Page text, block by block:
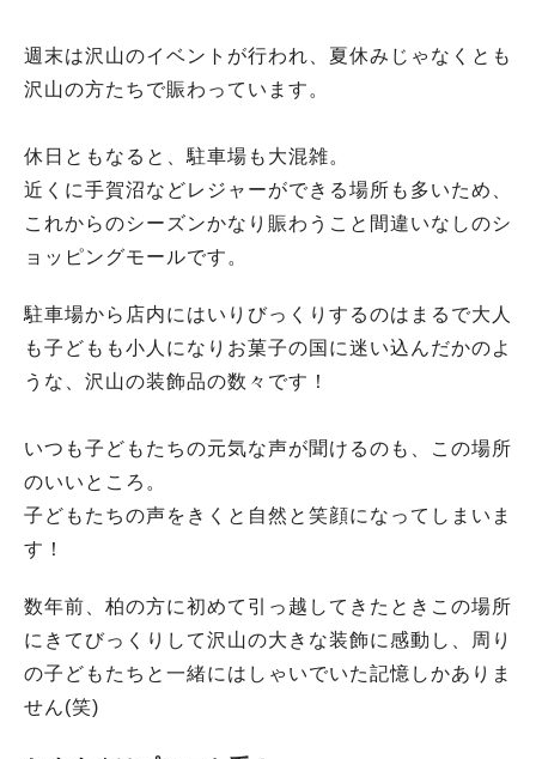
週末は沢山のイベントが行われ、夏休みじゃなくとも
沢山の方たちで賑わっています。
休日ともなると、駐車場も大混雑。
近くに手賀沼などレジャーができる場所も多いため、
これからのシーズンかなり賑わうこと間違いなしのシ
ョッピングモールです。
駐車場から店内にはいりびっくりするのはまるで大人
も子どもも小人になりお菓子の国に迷い込んだかのよ
うな、沢山の装飾品の数々です！
いつも子どもたちの元気な声が聞けるのも、この場所
のいいところ。
子どもたちの声をきくと自然と笑顔になってしまいま
す！
数年前、柏の方に初めて引っ越してきたときこの場所
にきてびっくりして沢山の大きな装飾に感動し、周り
の子どもたちと一緒にはしゃいでいた記憶しかありま
せん(笑)